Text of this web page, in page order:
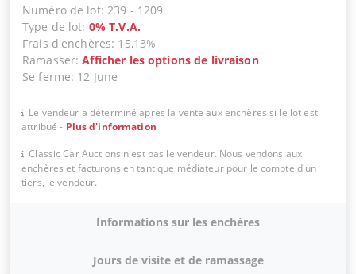
Numéro de lot:239 - 1209
Type de lot: 0% T.V.A.
Frais d'enchères: 15,13%
Ramasser:Afficher les options de livraison
Se ferme: 12 June
Le vendeur a déterminé après la vente aux enchères si le lot est
attribué - Plus d'information
Classic Car Auctions n'est pas le vendeur. Nous vendons aux
enchères et facturons en tant que médiateur pour le compte d'un
tiers, le vendeur.
Informations sur les enchères
Jours de visite et de ramassage